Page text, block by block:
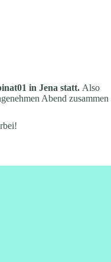
in Jena statt. Also
Abend zusammen